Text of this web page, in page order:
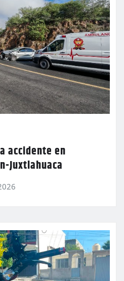
accidente en
Juxtlahuaca